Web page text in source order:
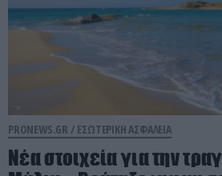
PRONEWS.GR / ΕΣΩΤΕΡΙΚΗ ΑΣΦΑΛΕΙΑ
Νέα στοιχεία για την